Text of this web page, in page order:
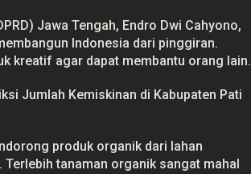
Jawa Tengah, Endro Dwi Cahyono,
Indonesia dari pinggiran.
kreatif agar dapat membantu orang lain.
Jumlah Kemiskinan di Kabupaten Pati
produk organik dari lahan
tanaman organik sangat mahal